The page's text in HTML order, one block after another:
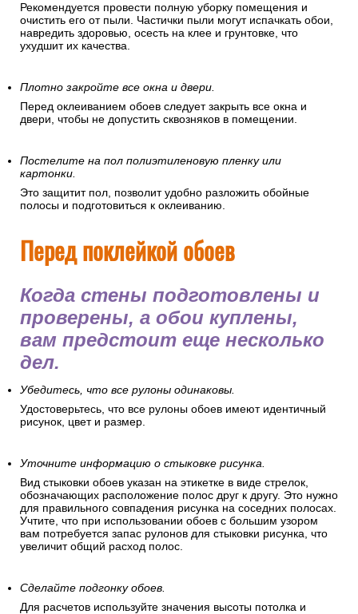
Рекомендуется провести полную уборку помещения и
очистить его от пыли. Частички пыли могут испачкать обои,
навредить здоровью, осесть на клее и грунтовке, что
ухудшит их качества.
Плотно закройте все окна и двери.
Перед оклеиванием обоев следует закрыть все окна и
двери, чтобы не допустить сквозняков в помещении.
Постелите на пол полиэтиленовую пленку или
картонки.
Это защитит пол, позволит удобно разложить обойные
полосы и подготовиться к оклеиванию.
Перед поклейкой обоев
Когда стены подготовлены и
проверены, а обои куплены,
вам предстоит еще несколько
дел.
Убедитесь, что все рулоны одинаковы.
Удостоверьтесь, что все рулоны обоев имеют идентичный
рисунок, цвет и размер.
Уточните информацию о стыковке рисунка.
Вид стыковки обоев указан на этикетке в виде стрелок,
обозначающих расположение полос друг к другу. Это нужно
для правильного совпадения рисунка на соседних полосах.
Учтите, что при использовании обоев с большим узором
вам потребуется запас рулонов для стыковки рисунка, что
увеличит общий расход полос.
Сделайте подгонку обоев.
Для расчетов используйте значения высоты потолка и